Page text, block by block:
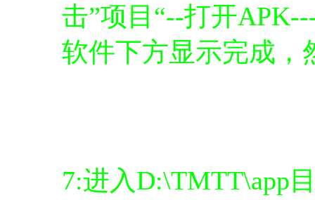
击”项目“--打开
软件下方显示完成，
7:进入D:\TMTT\app